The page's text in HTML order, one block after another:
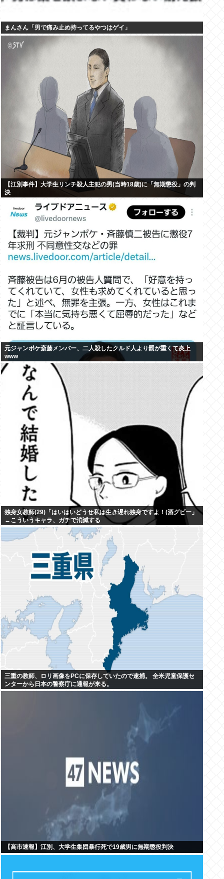
まんさん「男で痛み止め持ってるやつはゲイ」
【江別事件】大学生リンチ殺人主犯の男(当時18歳)に「無期懲役」の判
決
元ジャンポケ斎藤メンバー、二人殺したクルド人より罰が重くて炎上
www
独身女教師(29)「はいはいどうせ私は生き遅れ独身ですよ！(酒グビー」
←こういうキャラ、ガチで消滅する
三重の教師、ロリ画像をPCに保存していたので逮捕。 全米児童保護セ
ンターから日本の警察庁に通報が来る。
【高市速報】江別、大学生集団暴行死で19歳男に無期懲役判決